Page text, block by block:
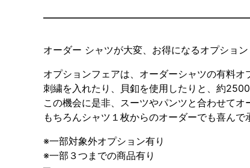
オーダー シャツが大変、お得になるオプショ
オプションフェアは、オーダーシャツの有料
刺繍を入れたり、貝釦を使用したりと、約
この機会に是非、スーツやパンツと合わせてオ
もちろんシャツ１枚からのオーダーでも喜んで
※一部対象外オプション有り
※一部３つまでの商品有り